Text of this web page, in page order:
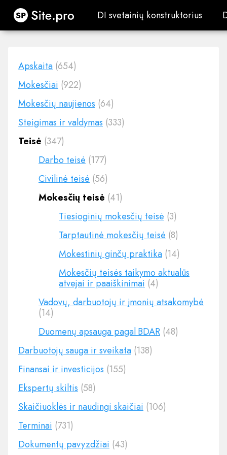
Site.pro DI svetainių konstruktorius
DI svetainių konstruktorius
Apskaita (654)
Mokesčiai (922)
Mokesčių naujienos (64)
Steigimas ir valdymas (333)
Teisė (347)
Darbo teisė (177)
Civilinė teisė (56)
Mokesčių teisė (41)
Tiesioginių mokesčių teisė (3)
Tarptautinė mokesčių teisė (8)
Mokestinių ginčų praktika (14)
Mokesčių teisės taikymo aktualūs
atvejai ir paaiškinimai (4)
Vadovų, darbuotojų ir įmonių atsakomybė
(14)
Duomenų apsauga pagal BDAR (48)
Darbuotojų sauga ir sveikata (138)
Finansai ir investicijos (155)
Ekspertų skiltis (58)
Skaičiuoklės ir naudingi skaičiai (106)
Terminai (731)
Dokumentų pavyzdžiai (43)